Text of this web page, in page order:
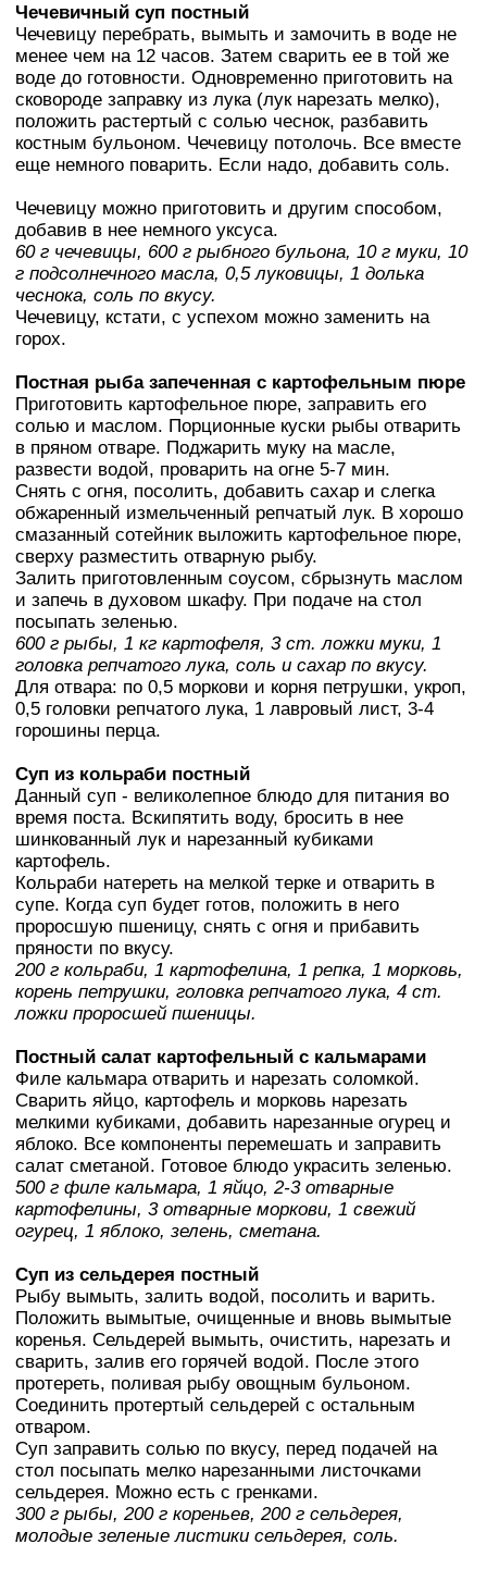
Чечевичный суп постный
Чечевицу перебрать, вымыть и замочить в воде не
менее чем на 12 часов. Затем сварить ее в той же
воде до готовности. Одновременно приготовить на
сковороде заправку из лука (лук нарезать мелко),
положить растертый с солью чеснок, разбавить
костным бульоном. Чечевицу потолочь. Все вместе
еще немного поварить. Если надо, добавить соль.
Чечевицу можно приготовить и другим способом,
добавив в нее немного уксуса.
60 г чечевицы, 600 г рыбного бульона, 10 г муки, 10
г подсолнечного масла, 0,5 луковицы, 1 долька
чеснока, соль по вкусу.
Чечевицу, кстати, с успехом можно заменить на
горох.
Постная рыба запеченная с картофельным пюре
Приготовить картофельное пюре, заправить его
солью и маслом. Порционные куски рыбы отварить
в пряном отваре. Поджарить муку на масле,
развести водой, проварить на огне 5-7 мин.
Снять с огня, посолить, добавить сахар и слегка
обжаренный измельченный репчатый лук. В хорошо
смазанный сотейник выложить картофельное пюре,
сверху разместить отварную рыбу.
Залить приготовленным соусом, сбрызнуть маслом
и запечь в духовом шкафу. При подаче на стол
посыпать зеленью.
600 г рыбы, 1 кг картофеля, 3 ст. ложки муки, 1
головка репчатого лука, соль и сахар по вкусу.
Для отвара: по 0,5 моркови и корня петрушки, укроп,
0,5 головки репчатого лука, 1 лавровый лист, 3-4
горошины перца.
Суп из кольраби постный
Данный суп - великолепное блюдо для питания во
время поста. Вскипятить воду, бросить в нее
шинкованный лук и нарезанный кубиками
картофель.
Кольраби натереть на мелкой терке и отварить в
супе. Когда суп будет готов, положить в него
проросшую пшеницу, снять с огня и прибавить
пряности по вкусу.
200 г кольраби, 1 картофелина, 1 репка, 1 морковь,
корень петрушки, головка репчатого лука, 4 ст.
ложки проросшей пшеницы.
Постный салат картофельный с кальмарами
Филе кальмара отварить и нарезать соломкой.
Сварить яйцо, картофель и морковь нарезать
мелкими кубиками, добавить нарезанные огурец и
яблоко. Все компоненты перемешать и заправить
салат сметаной. Готовое блюдо украсить зеленью.
500 г филе кальмара, 1 яйцо, 2-3 отварные
картофелины, 3 отварные моркови, 1 свежий
огурец, 1 яблоко, зелень, сметана.
Суп из сельдерея постный
Рыбу вымыть, залить водой, посолить и варить.
Положить вымытые, очищенные и вновь вымытые
коренья. Сельдерей вымыть, очистить, нарезать и
сварить, залив его горячей водой. После этого
протереть, поливая рыбу овощным бульоном.
Соединить протертый сельдерей с остальным
отваром.
Суп заправить солью по вкусу, перед подачей на
стол посыпать мелко нарезанными листочками
сельдерея. Можно есть с гренками.
300 г рыбы, 200 г кореньев, 200 г сельдерея,
молодые зеленые листики сельдерея, соль.